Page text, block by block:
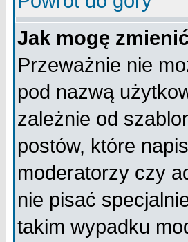
Jak mogę
Przeważnie nie
pod nazwą
zależnie od
postów, które
moderatorzy czy
nie pisać
takim wypadku